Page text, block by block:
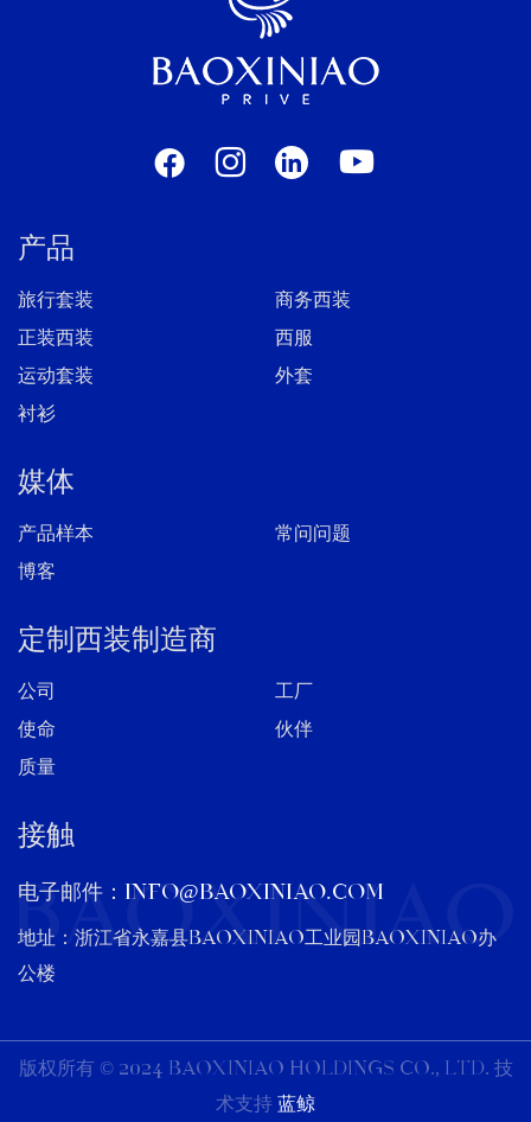
产品
旅行套装
商务西装
正装西装
西服
运动套装
外套
衬衫
媒体
产品样本
常问问题
博客
定制西装制造商
公司
工厂
使命
伙伴
质量
接触
电子邮件： info@baoxiniao.com
地址：浙江省永嘉县BAOXINIAO工业园BAOXINIAO办
公楼
版权所有 © 2024 BAOXINIAO HOLDINGS CO., LTD. 技
术支持 蓝鲸